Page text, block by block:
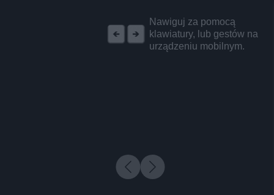
Nawiguj za pomocą
klawiatury, lub gestów na
urządzeniu mobilnym.